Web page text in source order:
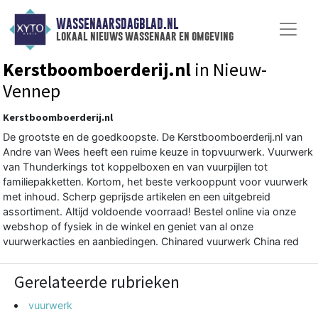
WASSENAARSDAGBLAD.NL
lokaal nieuws wassenaar en omgeving
Kerstboomboerderij.nl in Nieuw-
Vennep
Kerstboomboerderij.nl
De grootste en de goedkoopste. De Kerstboomboerderij.nl van
Andre van Wees heeft een ruime keuze in topvuurwerk. Vuurwerk
van Thunderkings tot koppelboxen en van vuurpijlen tot
familiepakketten. Kortom, het beste verkooppunt voor vuurwerk
met inhoud. Scherp geprijsde artikelen en een uitgebreid
assortiment. Altijd voldoende voorraad! Bestel online via onze
webshop of fysiek in de winkel en geniet van al onze
vuurwerkacties en aanbiedingen. Chinared vuurwerk China red
Gerelateerde rubrieken
vuurwerk